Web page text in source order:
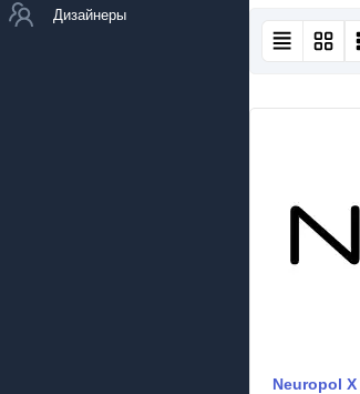
Дизайнеры
Neuropol X